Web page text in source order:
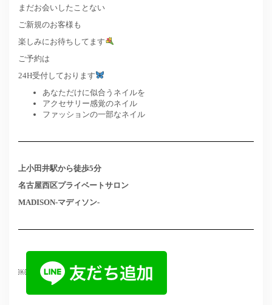
まだお会いしたことない
ご新規のお客様も
楽しみにお待ちしてます
ご予約は
24H受付しております
あなただけに似合うネイルを
アクセサリー感覚のネイル
ファッションの一部なネイル
上小田井駅から徒歩5分
名古屋西区プライベートサロン
MADISON-マディソン-
￼